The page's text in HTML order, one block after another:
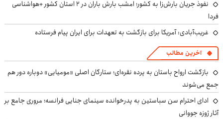
نفوذ جریان بارش‌زا به کشور؛ امشب بارش باران در ۲ استان کشور +هواشناسی
فردا
غریب‌آبادی: آمریکا برای بازگشت به تعهدات برای ایران پیام فرستاده
آخرین مطالب
بازگشت ارواح باستان به پرده نقره‌ای؛ ستارگان اصلی «مومیایی» دوباره دور هم
جمع می‌شوند
ادای احترام سن سباستین به پدرخوانده سینمای جنایی فرانسه؛ مروری جامع بر
آثار ژوزه جووانی